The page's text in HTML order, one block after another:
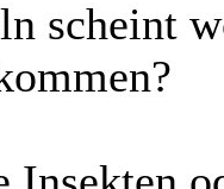
scheint